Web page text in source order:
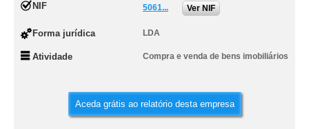
NIF 5061... Ver NIF
Forma jurídica LDA
Atividade Compra e venda de bens imobiliários
Aceda grátis ao relatório desta empresa